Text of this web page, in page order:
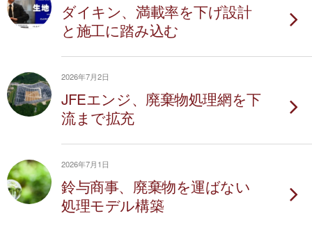
ダイキン、満載率を下げ設計
と施工に踏み込む
2026年7月2日
JFEエンジ、廃棄物処理網を下
流まで拡充
2026年7月1日
鈴与商事、廃棄物を運ばない
処理モデル構築